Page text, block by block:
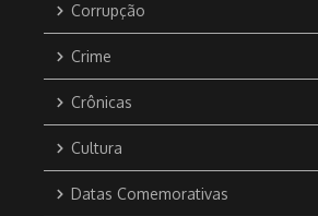
Corrupção
Crime
Crônicas
Cultura
Datas Comemorativas